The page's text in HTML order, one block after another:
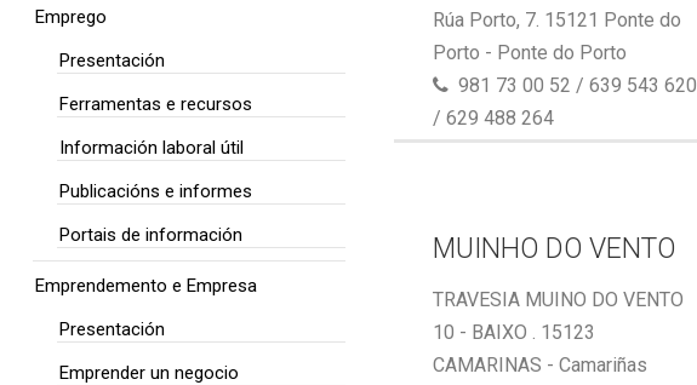
Rúa Porto, 7. 15121 Ponte do
Porto - Ponte do Porto
981 73 00 52 / 639 543 620
/ 629 488 264
MUINHO DO VENTO
TRAVESIA MUINO DO VENTO
10 - BAIXO . 15123
CAMARINAS - Camariñas
Emprego
Presentación
Ferramentas e recursos
Información laboral útil
Publicacións e informes
Portais de información
Emprendemento e Empresa
Presentación
Emprender un negocio